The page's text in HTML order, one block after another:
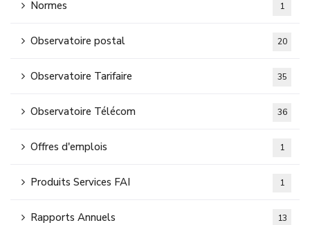
Normes 1
Observatoire postal 20
Observatoire Tarifaire 35
Observatoire Télécom 36
Offres d'emplois 1
Produits Services FAI 1
Rapports Annuels 13